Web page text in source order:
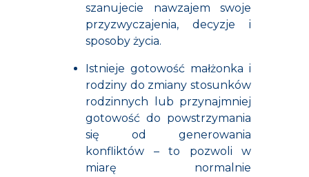
szanujecie nawzajem swoje
przyzwyczajenia, decyzje i
sposoby życia.
Istnieje gotowość małżonka i
rodziny do zmiany stosunków
rodzinnych lub przynajmniej
gotowość do powstrzymania
się od generowania
konfliktów – to pozwoli w
miarę normalnie